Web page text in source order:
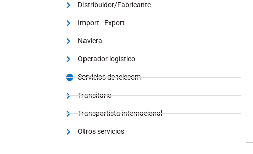
Distribuidor/Fabricante
Import - Export
Naviera
Operador logístico
Servicios de telecom
Transitario
Transportista internacional
Otros servicios